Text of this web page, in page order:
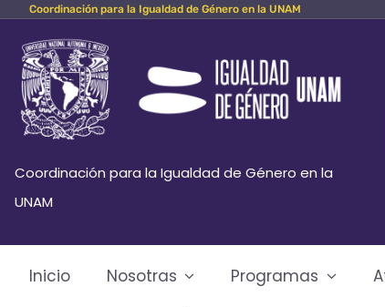
Skip
content
Coordinación para la Igualdad de Género en la UNAM
Coordinación para la Igualdad de Género en la
UNAM
Inicio Nosotras Programas